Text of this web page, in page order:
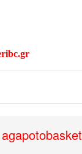
agapotobasket